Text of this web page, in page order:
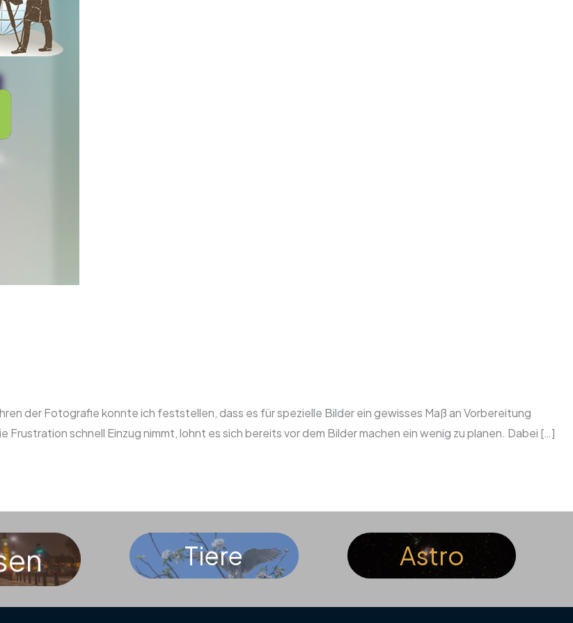
der Fotografie konnte ich feststellen, dass es für spezielle Bilder ein gewisses Maß an Vorbereitung
schnell Einzug nimmt, lohnt es sich bereits vor dem Bilder machen ein wenig zu planen. Dabei […]
Tiere Astro